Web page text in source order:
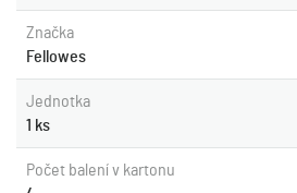
Značka
Fellowes
Jednotka
1 ks
Počet balení v kartonu